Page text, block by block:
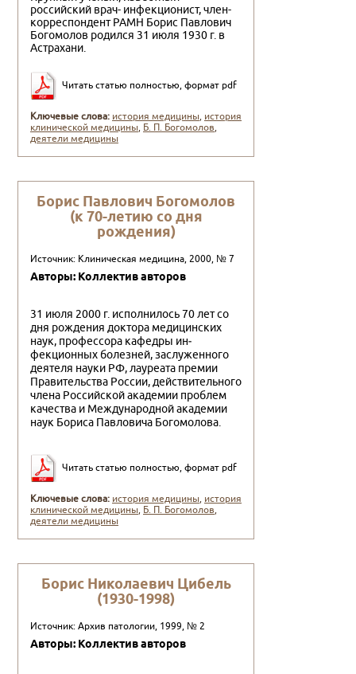
российский врач- инфекционист, член-
корреспондент РАМН Борис Павлович
Богомолов родился 31 июля 1930 г. в
Ас­трахани.
Читать статью полностью, формат pdf
Ключевые слова: история медицины, история
клинической медицины, Б. П. Богомолов,
деятели медицины
Борис Павлович Богомолов
(к 70-летию со дня
рождения)
Источник: Клиническая медицина, 2000, № 7
Авторы: Коллектив авторов
31 июля 2000 г. исполнилось 70 лет со
дня рождения доктора медицинских
наук, профессора кафедры ин­
фекционных болезней, заслуженного
деятеля науки РФ, лауреата премии
Правительства России, действительного
члена Российской академии проблем
качества и Между­народной академии
наук Бориса Павловича Богомолова.
Читать статью полностью, формат pdf
Ключевые слова: история медицины, история
клинической медицины, Б. П. Богомолов,
деятели медицины
Борис Николаевич Цибель
(1930-1998)
Источник: Архив патологии, 1999, № 2
Авторы: Коллектив авторов